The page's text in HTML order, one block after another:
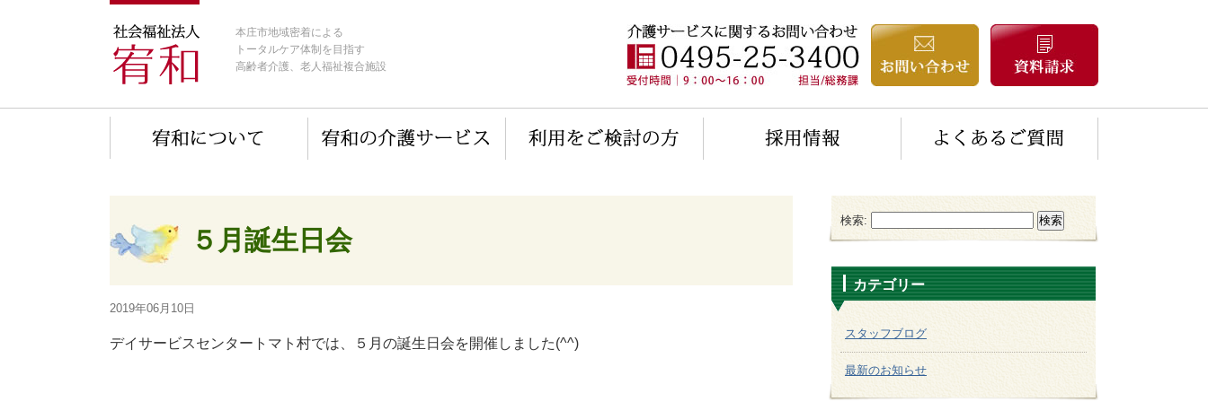
本庄市地域密着による
トータルケア体制を目指す
高齢者介護、老人福祉複合施設
５月誕生日会
2019年06月10日
デイサービスセンタートマト村では、５月の誕生日会を開催しました(^^)
検索:
カテゴリー
スタッフブログ
最新のお知らせ